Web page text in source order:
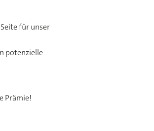
für unser
potenzielle
Prämie!